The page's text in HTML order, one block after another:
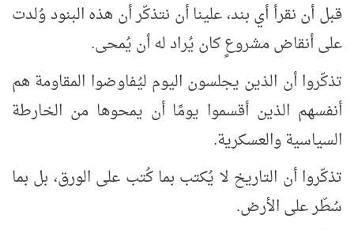
قبل أن نقرأ أي بند، علينا أن نتذكّر أن هذه البنود وُلدت
على أنقاض مشروعٍ كان يُراد له أن يُمحى.
تذكّروا أن الذين يجلسون اليوم ليُفاوضوا المقاومة هم
أنفسهم الذين أقسموا يومًا أن يمحوها من الخارطة
السياسية والعسكرية.
تذكّروا أن التاريخ لا يُكتب بما كُتب على الورق، بل بما
سُطّر على الأرض.